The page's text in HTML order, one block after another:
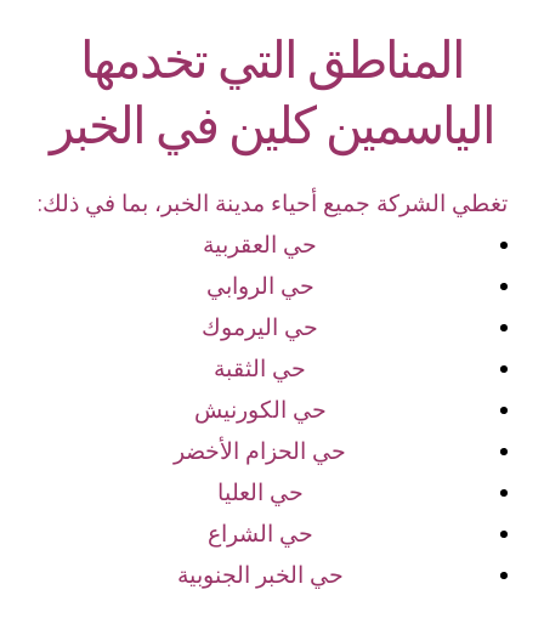
المناطق التي تخدمها
الياسمين كلين في الخبر
تغطي الشركة جميع أحياء مدينة الخبر، بما في ذلك:
حي العقربية
حي الروابي
حي اليرموك
حي الثقبة
حي الكورنيش
حي الحزام الأخضر
حي العليا
حي الشراع
حي الخبر الجنوبية